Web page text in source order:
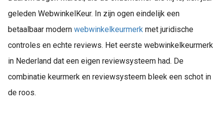
geleden WebwinkelKeur. In zijn ogen eindelijk een
betaalbaar modern webwinkelkeurmerk met juridische
controles en echte reviews. Het eerste webwinkelkeurmerk
in Nederland dat een eigen reviewsysteem had. De
combinatie keurmerk en reviewsysteem bleek een schot in
de roos.